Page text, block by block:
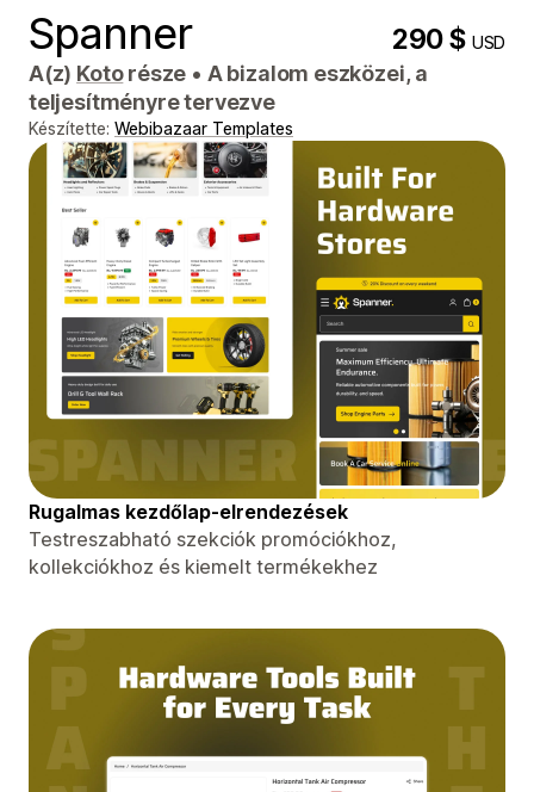
Spanner 290 $USD
A(z) Kotorésze • A bizalom eszközei, a
teljesítményre tervezve
Készítette: Webibazaar Templates
Rugalmas kezdőlap-elrendezések
Testreszabható szekciók promóciókhoz,
kollekciókhoz és kiemelt termékekhez